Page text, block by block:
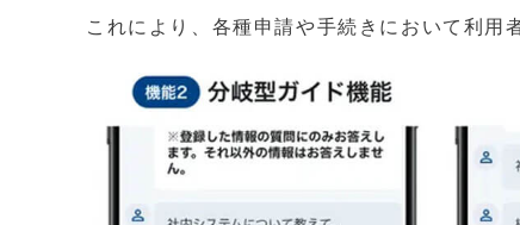
これにより、各種申請や手続きにおいて利用